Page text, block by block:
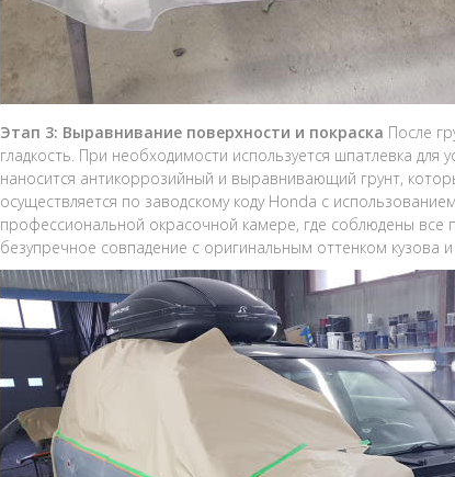
Этап 3: Выравнивание поверхности и покраска После
гладкость. При необходимости используется шпатлевка
наносится антикоррозийный и выравнивающий грунт,
осуществляется по заводскому коду Honda с
профессиональной окрасочной камере, где соблюдены все
безупречное совпадение с оригинальным оттенком кузова